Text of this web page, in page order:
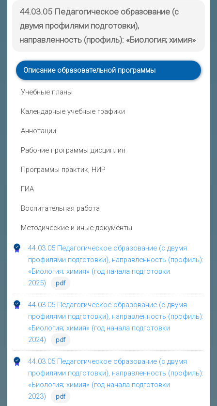
44.03.05 Педагогическое образование (с
двумя профилями подготовки),
направленность (профиль): «Биология; химия»
Описание образовательной программы
Учебные планы
Календарные учебные графики
Аннотации
Рабочие программы дисциплин
Программы практик, НИР
ГИА
Воспитательная работа
Методические и иные документы
44.03.05 Педагогическое образование (с двумя
профилями подготовки), направленность (профиль):
«Биология; химия» (год начала подготовки
2025)
pdf
44.03.05 Педагогическое образование (с двумя
профилями подготовки), направленность (профиль):
«Биология; химия» (год начала подготовки
2024)
pdf
44.03.05 Педагогическое образование (с двумя
профилями подготовки), направленность (профиль):
«Биология; химия» (год начала подготовки
2023)
pdf